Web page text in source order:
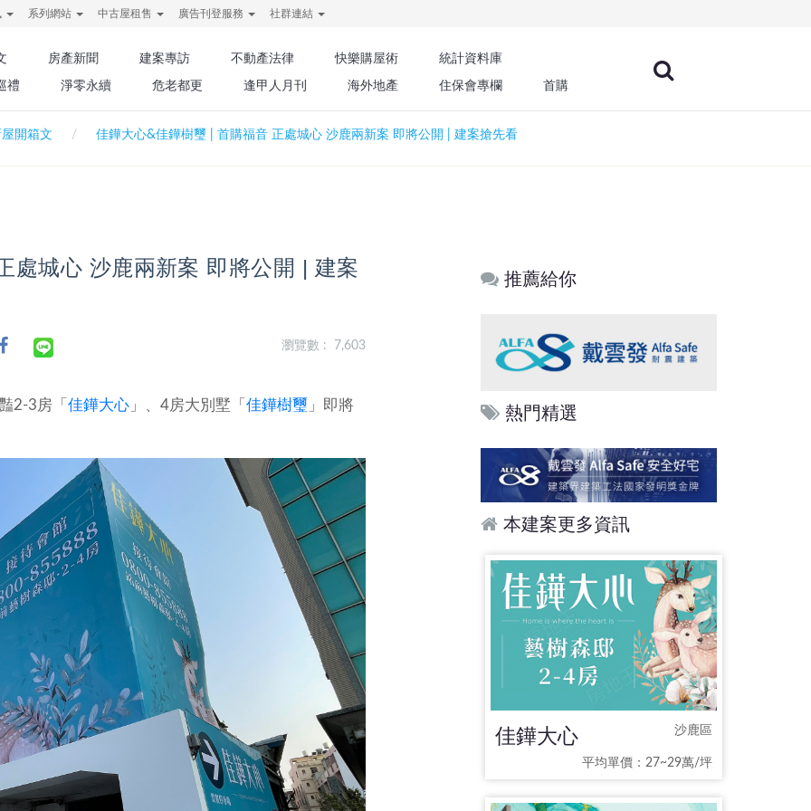
系列網站 中古屋租售 廣告刊登服務 社群連結
房產新聞 建案專訪 不動產法律 快樂購屋術
統計資料庫
禮
淨零永續 危老都更 逢甲人月刊 海外地產 住保會專欄 首購
開箱文 佳鏵大心&佳鏵樹璽 | 首購福音 正處城心 沙鹿兩新案 即將公開 | 建案搶先看
處城心 沙鹿兩新案 即將公開 | 建案
瀏覽數 : 7,603
2-3房「 佳鏵大心 」、4房大別墅「 佳鏵樹璽 」即將
推薦給你
熱門精選
本建案更多資訊
佳鏵大心 沙鹿區
平均單價：27~29萬/坪